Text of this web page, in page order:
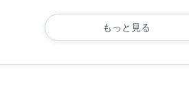
もっと見る